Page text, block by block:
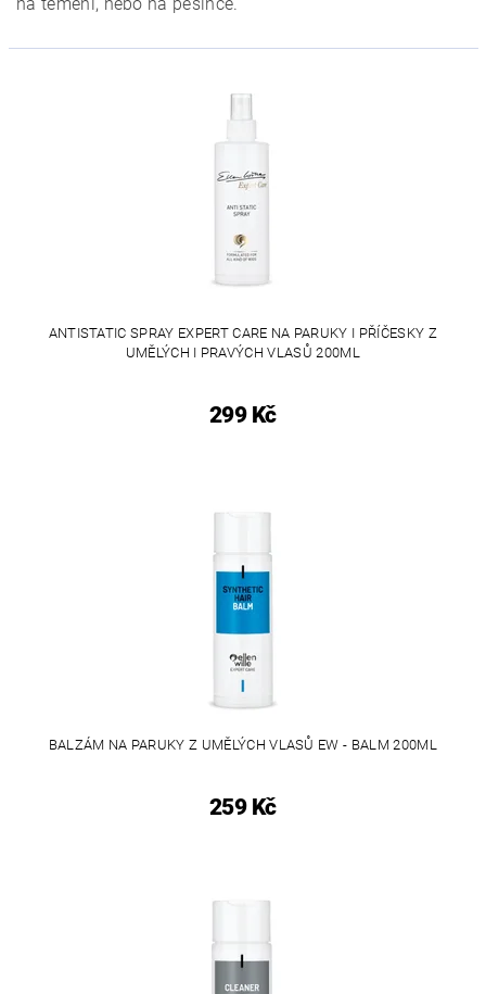
ANTISTATIC SPRAY EXPERT CARE NA PARUKY I PŘÍČESKY Z
UMĚLÝCH I PRAVÝCH VLASŮ 200ML
299 Kč
BALZÁM NA PARUKY Z UMĚLÝCH VLASŮ EW - BALM 200ML
259 Kč